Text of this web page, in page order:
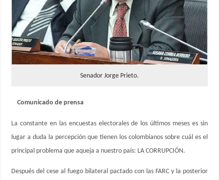
Senador Jorge Prieto.
Comunicado de prensa
La constante en las encuestas electorales de los últimos meses es sin
lugar a duda la percepción que tienen los colombianos sobre cuál es el
principal problema que aqueja a nuestro país: LA CORRUPCIÓN.
Después del cese al fuego bilateral pactado con las FARC y la posterior